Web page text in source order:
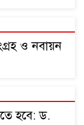
ও নবায়ন
হবে: ড.